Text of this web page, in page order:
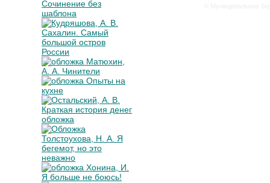
© Муниципальное